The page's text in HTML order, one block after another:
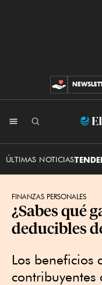
ÚLTIMAS NOTICIAS
FINANZAS PERSONALES
¿Sabes qué
deducibles
Los beneficios
contribuyentes